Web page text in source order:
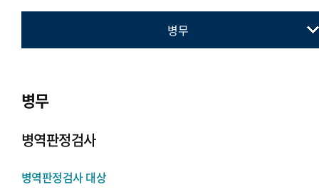
병무
병무
병역판정검사
병역판정검사 대상